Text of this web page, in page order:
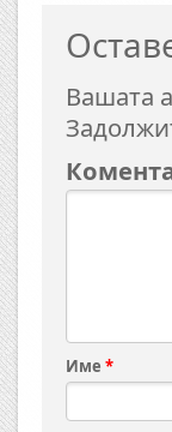
Вашата
Име *